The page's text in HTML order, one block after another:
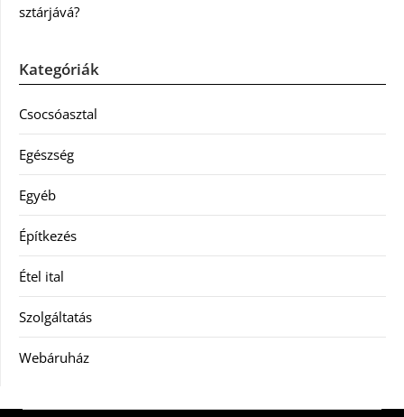
sztárjává?
Kategóriák
Csocsóasztal
Egészség
Egyéb
Építkezés
Étel ital
Szolgáltatás
Webáruház